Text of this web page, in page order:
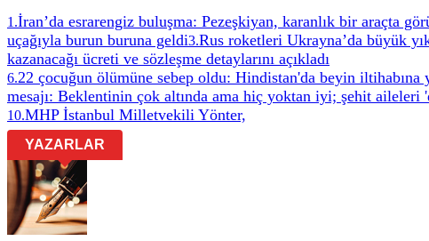
1 .İran’da esrarengiz buluşma: Pezeşkiyan, karanlık bir araçta
uçağıyla burun buruna geldi3.Rus roketleri Ukrayna’da büyük
kazanacağı ücreti ve sözleşme detaylarını açıkladı
6.22 çocuğun ölümüne sebep oldu: Hindistan'da beyin iltihabına
mesajı: Beklentinin çok altında ama hiç yoktan iyi; şehit aileleri
10.MHP İstanbul Milletvekili Yönter,
YAZARLAR